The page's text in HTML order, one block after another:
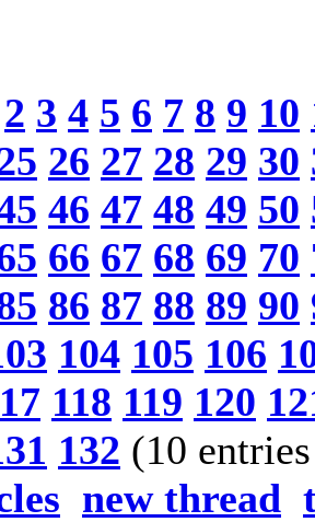
2 3 4 5 6 7 8 9 10
26 27 28 29 30
46 47 48 49 50
66 67 68 69 70
86 87 88 89 90
104 105 106
118 119 120
132 (10
new thread